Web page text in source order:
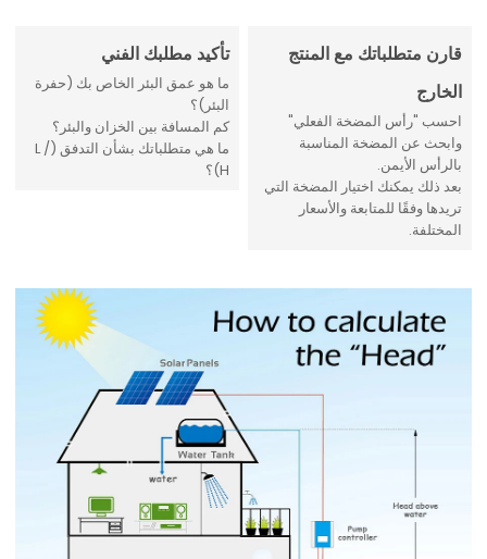
تأكيد مطلبك الفني
ما هو عمق البئر الخاص بك (حفرة
البئر)؟
كم المسافة بين الخزان والبئر؟
ما هي متطلباتك بشأن التدفق (L /
H)؟
قارن متطلباتك مع المنتج
الخارج
احسب "رأس المضخة الفعلي"
وابحث عن المضخة المناسبة
بالرأس الأيمن.
بعد ذلك يمكنك اختيار المضخة التي
تريدها وفقًا للمتابعة والأسعار
المختلفة.